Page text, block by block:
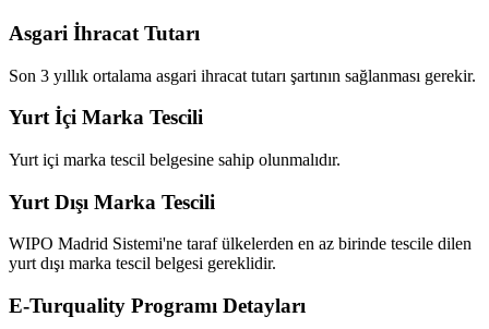
Asgari İhracat Tutarı
Son 3 yıllık ortalama asgari ihracat tutarı şartının sağlanması gerekir.
Yurt İçi Marka Tescili
Yurt içi marka tescil belgesine sahip olunmalıdır.
Yurt Dışı Marka Tescili
WIPO Madrid Sistemi'ne taraf ülkelerden en az birinde tescile dilen
yurt dışı marka tescil belgesi gereklidir.
E-Turquality Programı Detayları